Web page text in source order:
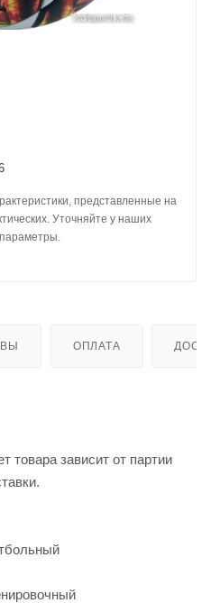
представленные на
Уточняйте у наших
ОПЛАТА
товара зависит от партии